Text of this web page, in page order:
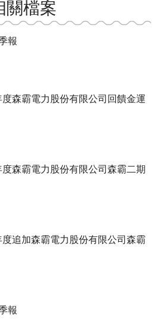
關檔案
報
森霸電力股份有限公司回饋金運
森霸電力股份有限公司森霸二期
追加森霸電力股份有限公司森霸
報